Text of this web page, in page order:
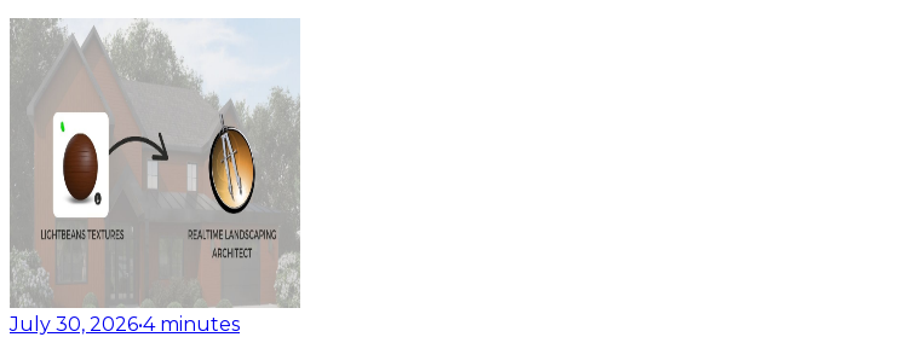
July 30, 2026•4 minutes